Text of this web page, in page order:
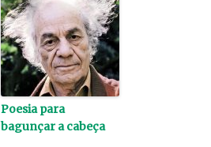
Poesia para
bagunçar a cabeça